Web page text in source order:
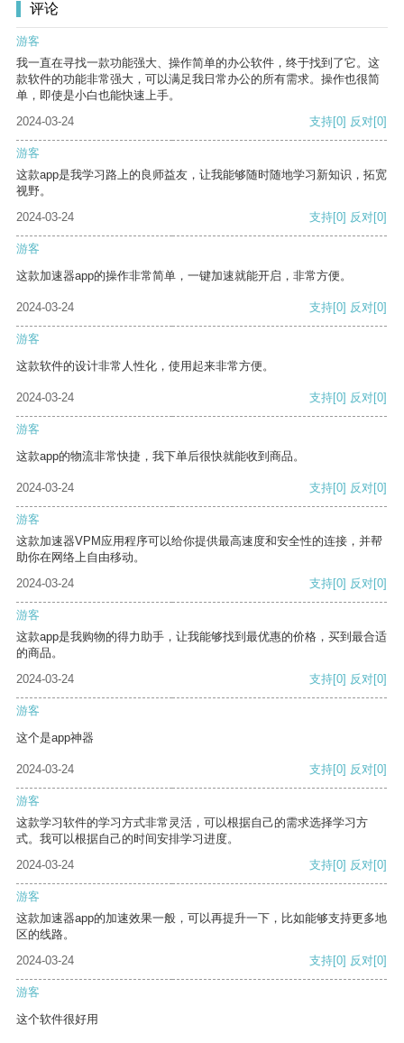
评论
游客
我一直在寻找一款功能强大、操作简单的办公软件，终于找到了它。这
款软件的功能非常强大，可以满足我日常办公的所有需求。操作也很简
单，即使是小白也能快速上手。
2024-03-24
支持[0] 反对[0]
游客
这款app是我学习路上的良师益友，让我能够随时随地学习新知识，拓宽
视野。
2024-03-24
支持[0] 反对[0]
游客
这款加速器app的操作非常简单，一键加速就能开启，非常方便。
2024-03-24 支持[0] 反对[0]
游客
这款软件的设计非常人性化，使用起来非常方便。
2024-03-24 支持[0] 反对[0]
游客
这款app的物流非常快捷，我下单后很快就能收到商品。
2024-03-24 支持[0] 反对[0]
游客
这款加速器VPM应用程序可以给你提供最高速度和安全性的连接，并帮
助你在网络上自由移动。
2024-03-24
支持[0] 反对[0]
游客
这款app是我购物的得力助手，让我能够找到最优惠的价格，买到最合适
的商品。
2024-03-24
支持[0] 反对[0]
游客
这个是app神器
2024-03-24 支持[0] 反对[0]
游客
这款学习软件的学习方式非常灵活，可以根据自己的需求选择学习方
式。我可以根据自己的时间安排学习进度。
2024-03-24
支持[0] 反对[0]
游客
这款加速器app的加速效果一般，可以再提升一下，比如能够支持更多地
区的线路。
2024-03-24
支持[0] 反对[0]
游客
这个软件很好用